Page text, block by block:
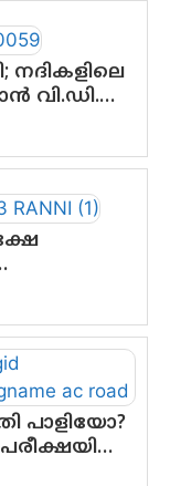
നദികളിലെ
വി.ഡി.
പാളിയോ?